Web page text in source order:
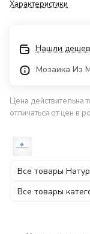
Характеристики
Нашли
Мозаика Из
Цена действительна
отличаться от цен в
Все товары
Все товары